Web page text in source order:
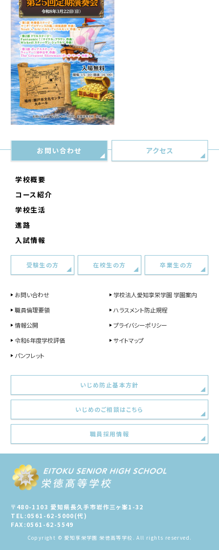
お問い合わせ アクセス
学校概要
コース紹介
学校生活
進路
入試情報
受験生の方 在校生の方 卒業生の方
お問い合わせ
学校法人愛知享栄学園 学園案内
職員倫理要領
ハラスメント防止規程
情報公開
プライバシーポリシー
令和6年度学校評価
サイトマップ
パンフレット
いじめ防止基本方針
いじめのご相談はこちら
職員採用情報
〒480-1103 愛知県長久手市岩作三ヶ峯1-32
TEL:0561-62-5000(代)
FAX:0561-62-5549
Copyright © 愛知享栄学園 栄徳高等学校. All rights reserved.